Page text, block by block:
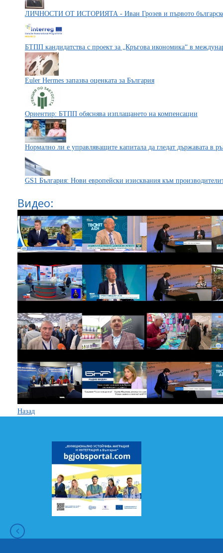
ЛИЧНОСТИ ОТ ИСТОРИЯТА - Иван Грозев и първото българско
БТПП кандидатства с проект за „Кръгова икономика“ в
Euler Hermes запазва оценката за България
Ориентир: БТПП обяснява изплащането на компенсации
Нормално ли е управляващите капитала да гледат държавата в
GS1 България: Нови европейски изисквания към
Видео:
Назад